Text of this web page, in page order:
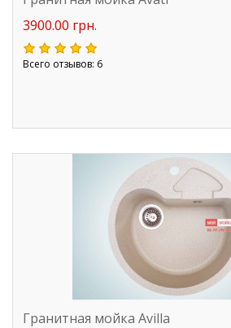
3900.00 грн.
Всего отзывов: 6
Гранитная мойка Avilla